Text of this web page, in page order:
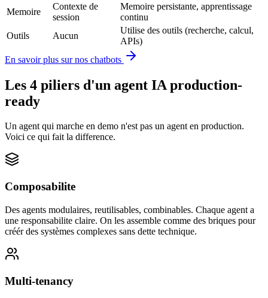
Memoire
Contexte de
session
Memoire persistante, apprentissage
continu
Outils
Aucun
Utilise des outils (recherche, calcul,
APIs)
En savoir plus sur nos chatbots
Les 4 piliers d'un agent IA production-
ready
Un agent qui marche en demo n'est pas un agent en production.
Voici ce qui fait la difference.
Composabilite
Des agents modulaires, reutilisables, combinables. Chaque agent a
une responsabilite claire. On les assemble comme des briques pour
créér des systèmes complexes sans dette technique.
Multi-tenancy